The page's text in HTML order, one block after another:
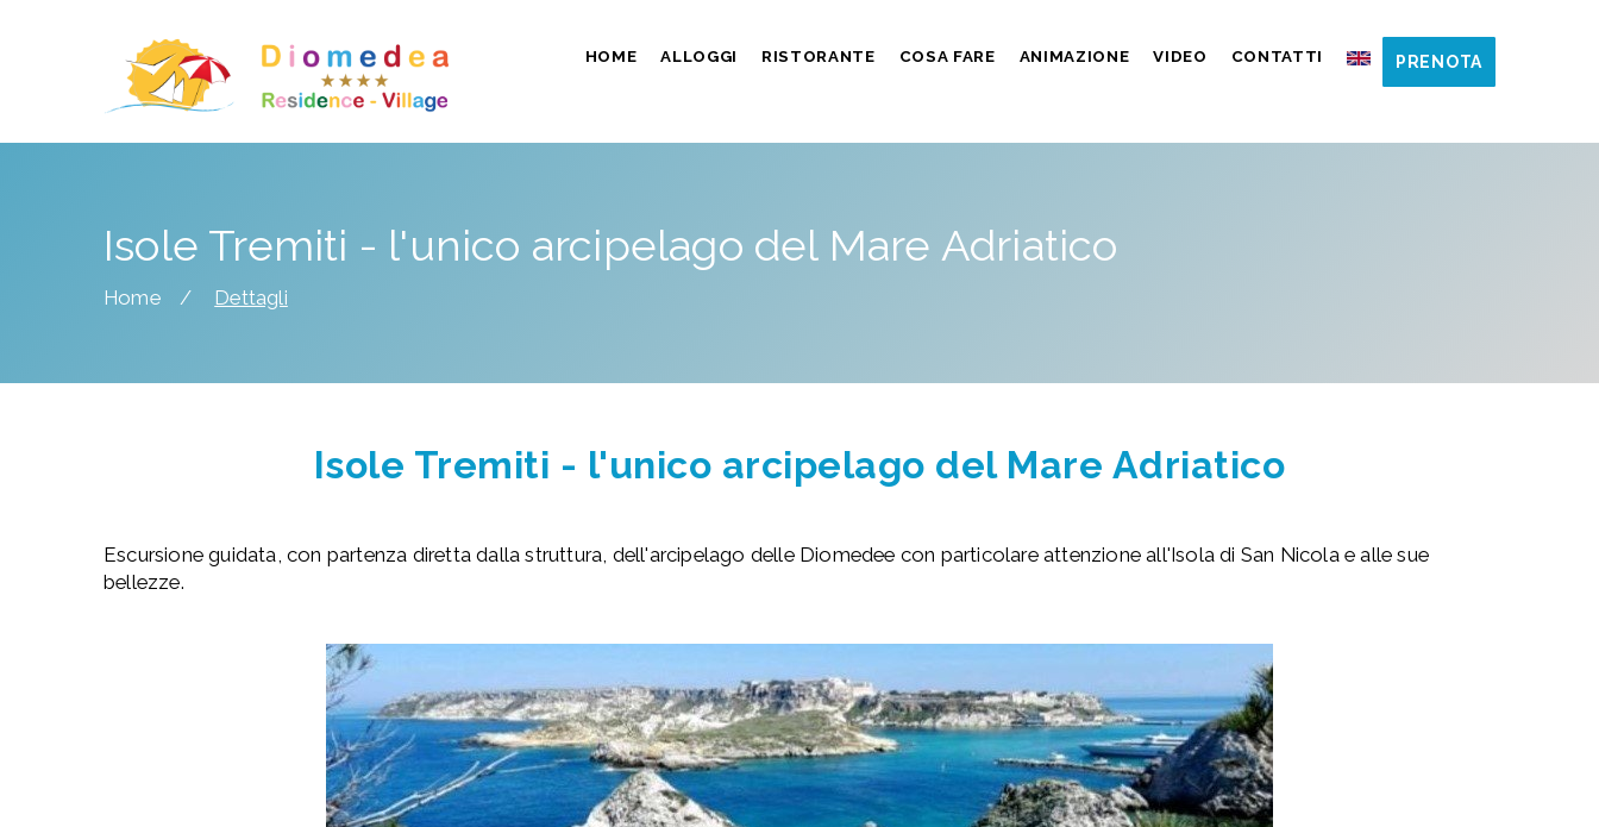
HOME ALLOGGI RISTORANTE COSA FARE ANIMAZIONE VIDEO CONTATTI PRENOTA
Isole Tremiti - l'unico arcipelago del Mare Adriatico
Home Dettagli
Isole Tremiti - l'unico arcipelago del Mare Adriatico
Escursione guidata, con partenza diretta dalla struttura, dell'arcipelago delle Diomedee con particolare attenzione all'Isola di San Nicola e alle sue
bellezze.